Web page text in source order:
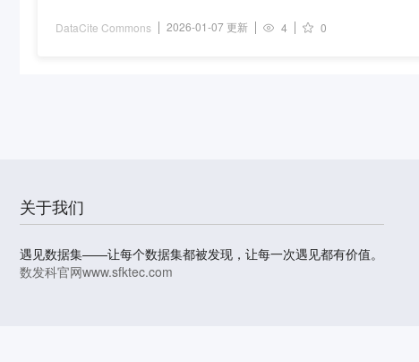
DataCite Commons 2026-01-07 更新 4 0
关于我们
遇见数据集——让每个数据集都被发现，让每一次遇见都有价值。
数发科官网www.sfktec.com